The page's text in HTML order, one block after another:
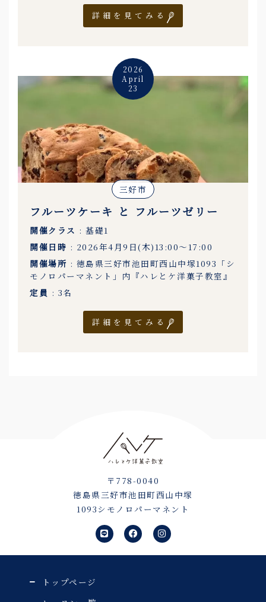
詳細を見てみる
2026
April
23
三好市
フルーツケーキ と フルーツゼリー
開催クラス : 基礎1
開催日時 : 2026年4月9日(木)13:00〜17:00
開催場所 : 徳島県三好市池田町西山中塚1093「シ
モノロパーマネント」内『ハレとケ洋菓子教室』
定員 : 3名
詳細を見てみる
〒778-0040
徳島県三好市池田町西山中塚
1093シモノロパーマネント
L
i
n
e
F
a
c
e
I
n
s
t
トップページ